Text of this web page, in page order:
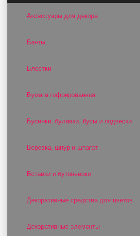
Аксессуары для декора
Банты
Блестки
Бумага гофрированная
Бусинки, булавки, бусы и подвески
Веревка, шнур и шпагат
Вставки и бутоньерки
Декоративные средства для цветов
Декоративные элементы